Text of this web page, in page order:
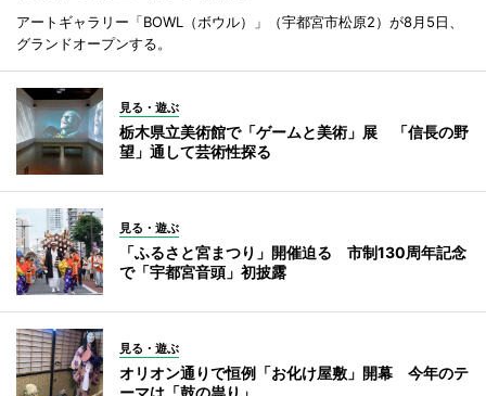
アートギャラリー「BOWL（ボウル）」（宇都宮市松原2）が8月5日、
グランドオープンする。
見る・遊ぶ
栃木県立美術館で「ゲームと美術」展 「信長の野
望」通して芸術性探る
見る・遊ぶ
「ふるさと宮まつり」開催迫る 市制130周年記念
で「宇都宮音頭」初披露
見る・遊ぶ
オリオン通りで恒例「お化け屋敷」開幕 今年のテ
ーマは「鼓の祟り」